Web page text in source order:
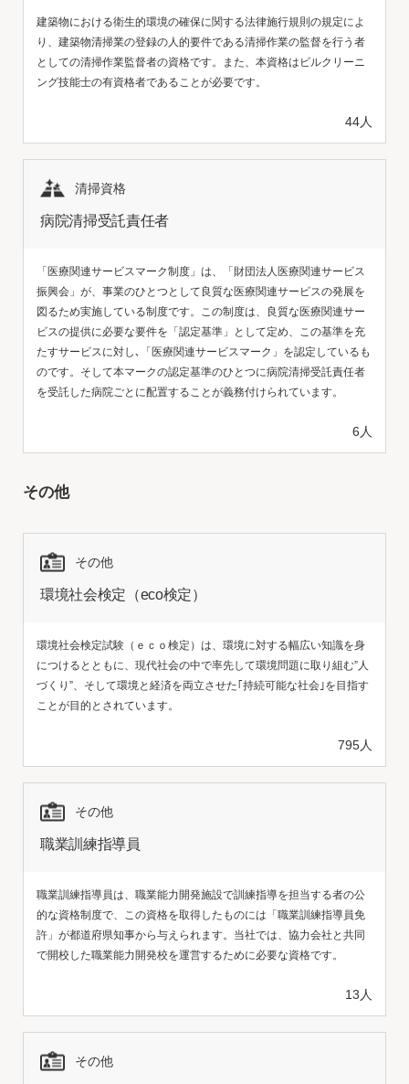
建築物における衛生的環境の確保に関する法律施行規則の規定によ
り、建築物清掃業の登録の人的要件である清掃作業の監督を行う者
としての清掃作業監督者の資格です。また、本資格はビルクリーニ
ング技能士の有資格者であることが必要です。
44人
清掃資格
病院清掃受託責任者
「医療関連サービスマーク制度」は、「財団法人医療関連サービス
振興会」が、事業のひとつとして良質な医療関連サービスの発展を
図るため実施している制度です。この制度は、良質な医療関連サー
ビスの提供に必要な要件を「認定基準」として定め、この基準を充
たすサービスに対し､「医療関連サービスマーク」を認定しているも
のです。そして本マークの認定基準のひとつに病院清掃受託責任者
を受託した病院ごとに配置することが義務付けられています。
6人
その他
その他
環境社会検定（eco検定）
環境社会検定試験（ｅｃｏ検定）は、環境に対する幅広い知識を身
につけるとともに、現代社会の中で率先して環境問題に取り組む”人
づくり”、そして環境と経済を両立させた｢持続可能な社会｣を目指す
ことが目的とされています。
795人
その他
職業訓練指導員
職業訓練指導員は、職業能力開発施設で訓練指導を担当する者の公
的な資格制度で、この資格を取得したものには「職業訓練指導員免
許」が都道府県知事から与えられます。当社では、協力会社と共同
で開校した職業能力開発校を運営するために必要な資格です。
13人
その他